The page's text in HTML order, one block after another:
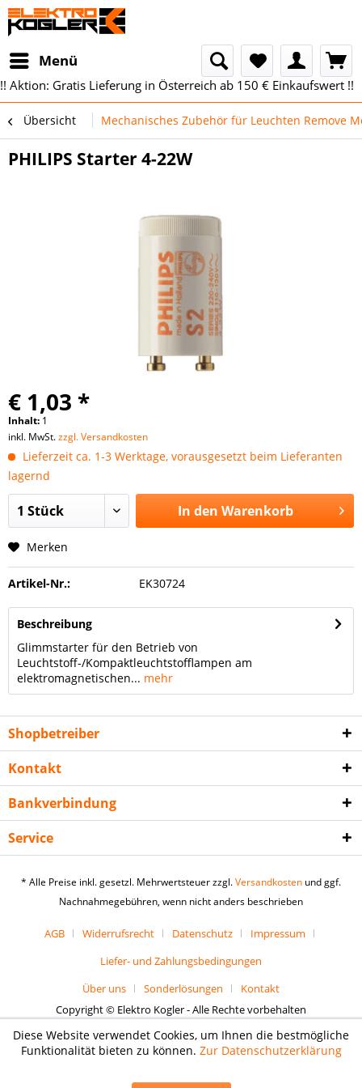
Menü
!! Aktion: Gratis Lieferung in Österreich ab 150 € Einkaufswert !!
Übersicht Mechanisches Zubehör für Leuchten Remove
PHILIPS Starter 4-22W
€ 1,03 *
Inhalt: 1
inkl. MwSt.zzgl. Versandkosten
Lieferzeit ca. 1-3 Werktage, vorausgesetzt beim Lieferanten
lagernd
In den Warenkorb
Merken
Artikel-Nr.: EK30724
Beschreibung
Glimmstarter für den Betrieb von
Leuchtstoff-/Kompaktleuchtstofflampen am
elektromagnetischen... mehr
Shopbetreiber
Kontakt
Bankverbindung
Service
* Alle Preise inkl. gesetzl. Mehrwertsteuer zzgl.Versandkosten und ggf.
Nachnahmegebühren, wenn nicht anders beschrieben
AGB Widerrufsrecht Datenschutz
Impressum
Liefer- und Zahlungsbedingungen
Über uns
Sonderlösungen
Kontakt
Copyright © Elektro Kogler - Alle Rechte vorbehalten
Diese Website verwendet Cookies, um Ihnen die bestmögliche
Funktionalität bieten zu können. Zur Datenschutzerklärung